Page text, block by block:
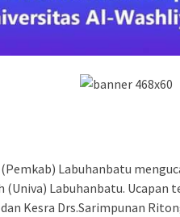
Labuhanbatu
(Univa) Labuhanbatu. Ucapan
Kesra Drs.Sarimpunan